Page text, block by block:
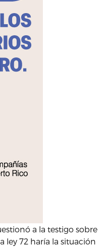
a la testigo sobre
ley 72 haría la situación